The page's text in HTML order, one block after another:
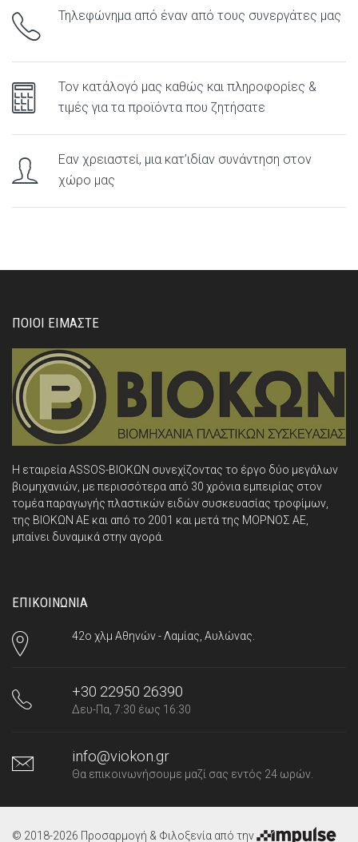
Τηλεφώνημα από έναν από τους συνεργάτες μας
Τον κατάλογό μας καθώς και πληροφορίες &
τιμές για τα προϊόντα που ζητήσατε
Εαν χρειαστεί, μια κατ’ιδίαν συνάντηση στον
χώρο μας
ΠΟΙΟΙ ΕΙΜΑΣΤΕ
Η εταιρεία ASSOS-ΒΙΟΚΩΝ συνεχίζοντας το έργο δύο μεγάλων
βιομηχανιών, με περισσότερα από 30 χρόνια εμπειρίας στον
τομέα παραγωγής πλαστικών ειδών συσκευασίας τροφίμων,
της ΒΙΟΚΩΝ ΑΕ και από το 2001 και μετά της ΜΟΡΝΟΣ ΑΕ,
μπαίνει δυναμικά στην αγορά.
ΕΠΙΚΟΙΝΩΝΙΑ
42ο χλμ Αθηνών - Λαμίας, Αυλώνας.
+30 22950 26390
Δευ-Πα, 7:30 έως 16:30
info@viokon.gr
Θα επικοινωνήσουμε μαζί σας εντός 24 ωρών.
© 2018-2026 Προσαρμογή & Φιλοξενία από την